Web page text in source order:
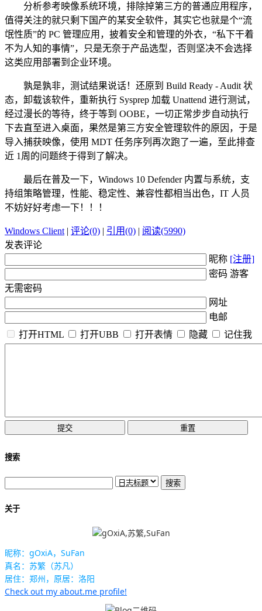
分析参考映像系统环境，排除掉第三方的普通应用程序，
值得关注的就只剩下国产的某安全软件，其实它也就是个“流
氓性质”的 PC 管理应用，披着安全和管理的外衣，“私下干着
不为人知的事情”，只是无奈于产品选型，否则坚决不会选择
这类应用部署到企业环境。
孰是孰非，测试结果说话！还原到 Build Ready - Audit 状
态，卸载该软件，重新执行 Sysprep 加载 Unattend 进行测试，
经过漫长的等待，终于等到 OOBE，一切正常步步自动执行
下去直至进入桌面，果然是第三方安全管理软件的原因，于是
导入捕获映像，使用 MDT 任务序列再次跑了一遍，至此排查
近 1周的问题终于得到了解决。
最后在普及一下，Windows 10 Defender 内置与系统，支
持组策略管理，性能、稳定性、兼容性都相当出色，IT 人员
不妨好好考虑一下！！！
Windows Client| 评论(0) | 引用(0) | 阅读(5990)
发表评论
昵称 [注册]
密码 游客
无需密码
网址
电邮
打开HTML
打开UBB 打开表情 隐藏 记住我
搜索
关于
昵称：gOxiA，SuFan
真名：苏繁（苏凡）
居住：郑州，原居：洛阳
Check out my about.me profile!